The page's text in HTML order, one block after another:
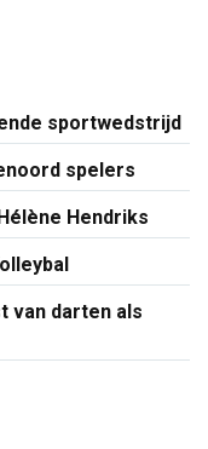
sportwedstrijd
spelers
Hendriks
van darten als